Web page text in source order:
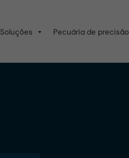
Soluções Pecuária de precisão